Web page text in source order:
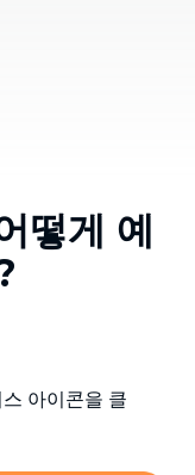
떻게 예
아이콘을 클